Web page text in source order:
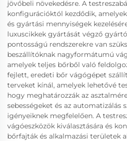
jövőbeli növekedésre. A
konfigurációktól kezdődik,
és gyártási mennyiségek
luxuscikkek gyártását végző
pontosságú rendszerekre van
beszállítóknak nagyformátumú
amelyek teljes bőrből való
fejlett, eredeti bőr vágógépet
terveket kínál, amelyek lehetővé
hogy meghatározzák az
sebességeket és az automatizálás
igényeiknek megfelelően. A
vágóeszközök kiválasztására és
bőrfajták és alkalmazási területek